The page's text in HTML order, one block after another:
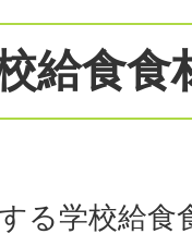
給食食
る学校給